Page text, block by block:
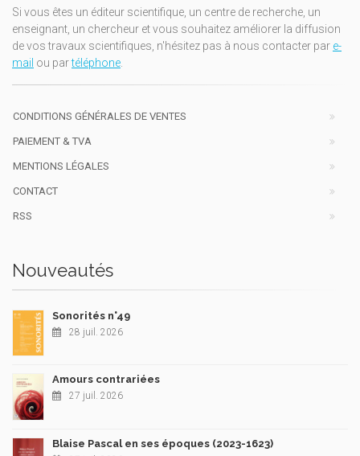
Si vous êtes un éditeur scientifique, un centre de recherche, un
enseignant, un chercheur et vous souhaitez améliorer la diffusion
de vos travaux scientifiques, n'hésitez pas à nous contacter par e-
mail ou partéléphone
CONDITIONS GÉNÉRALES DE VENTES
PAIEMENT & TVA
MENTIONS LÉGALES
CONTACT
RSS
Nouveautés
Sonorités n°49
28 juil. 2026
Amours contrariées
27 juil. 2026
Blaise Pascal en ses époques (2023-1623)